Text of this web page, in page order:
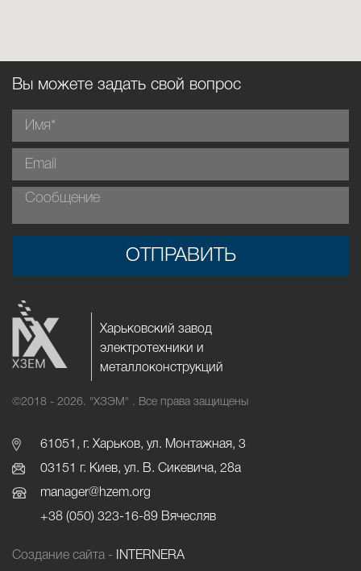
Харьковский завод
электротехники и
металлоконструкций
©2018 - 2026. "ХЗЭМ" . Все права защищены
61051, г. Харьков, ул. Монтажная, 3
03151 г. Киев, ул. В. Сикевича, 28а
manager@hzem.org
+38 (050) 323-16-89 Вячесляв
Вы можете задать свой вопрос
ОТПРАВИТЬ
Создание сайта - INTERNERA